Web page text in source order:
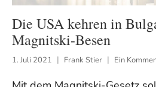
Die USA kehren in
Magnitski-Besen
1. Juli 2021 Frank Stier Ein